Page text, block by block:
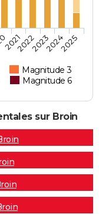
Magnitude 3
Magnitude 6
20212022202320242025
sur Broin